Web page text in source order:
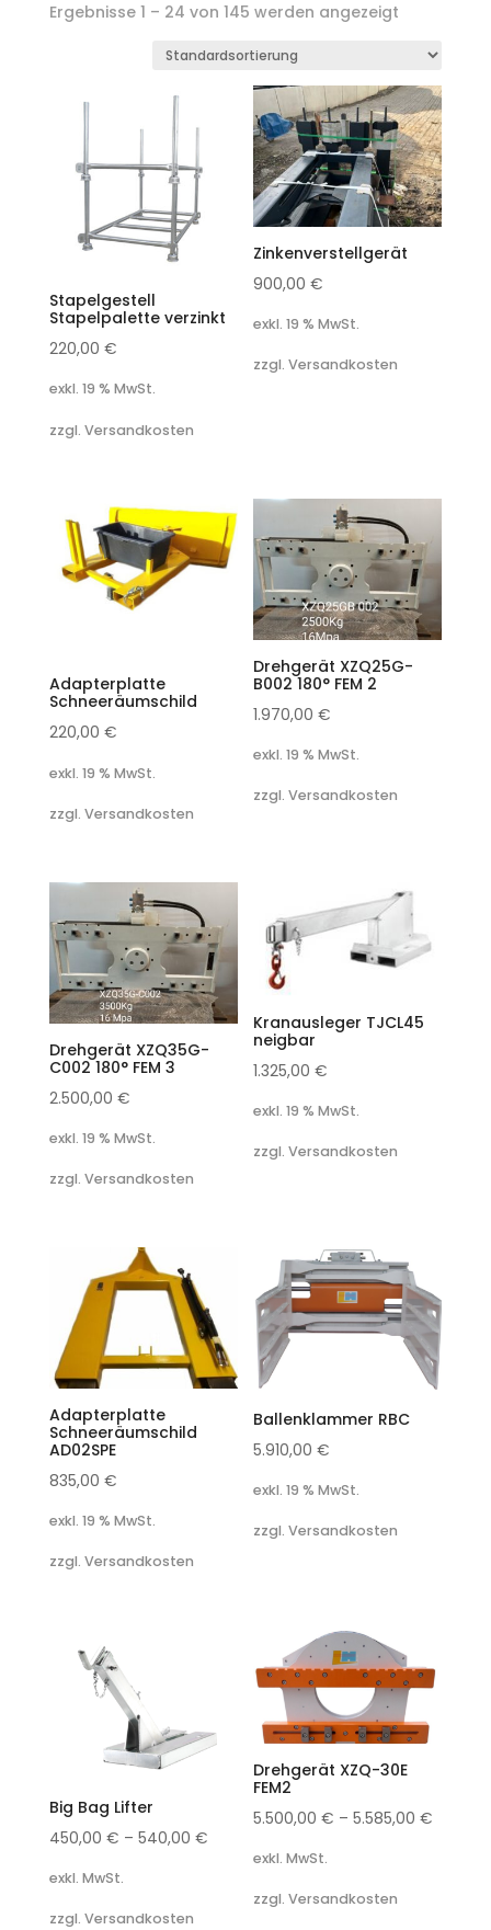
Ergebnisse 1 – 24 von 145 werden angezeigt
Stapelgestell
Stapelpalette verzinkt
220,00 €
exkl. 19 % MwSt.
zzgl. Versandkosten
Zinkenverstellgerät
900,00€
exkl. 19 % MwSt.
zzgl. Versandkosten
Adapterplatte
Schneeräumschild
220,00 €
exkl. 19 % MwSt.
zzgl. Versandkosten
Drehgerät XZQ25G-
B002 180° FEM 2
1.970,00€
exkl. 19 % MwSt.
zzgl. Versandkosten
Drehgerät XZQ35G-
C002 180° FEM 3
2.500,00 €
exkl. 19 % MwSt.
zzgl. Versandkosten
Kranausleger TJCL45
neigbar
1.325,00€
exkl. 19 % MwSt.
zzgl. Versandkosten
Adapterplatte
Schneeräumschild
AD02SPE
835,00 €
exkl. 19 % MwSt.
zzgl. Versandkosten
Ballenklammer RBC
5.910,00€
exkl. 19 % MwSt.
zzgl. Versandkosten
Big Bag Lifter
450,00 € – 540,00 €
exkl. MwSt.
zzgl. Versandkosten
Drehgerät XZQ-30E
FEM2
5.500,00€ –5.585,00€
exkl. MwSt.
zzgl. Versandkosten